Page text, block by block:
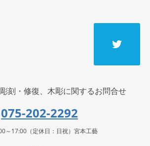
刻・修復、木彫に関するお問合せ
075-202-2292
～17:00（定休日：日祝）宮本工藝